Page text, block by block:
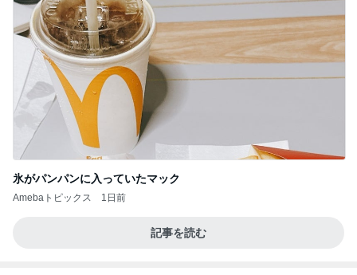
氷がパンパンに入っていたマック
Amebaトピックス 1日前
記事を読む